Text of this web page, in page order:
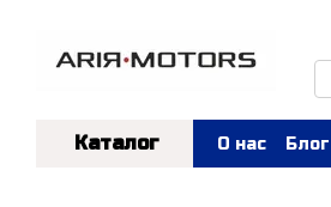
Каталог О нас Блог